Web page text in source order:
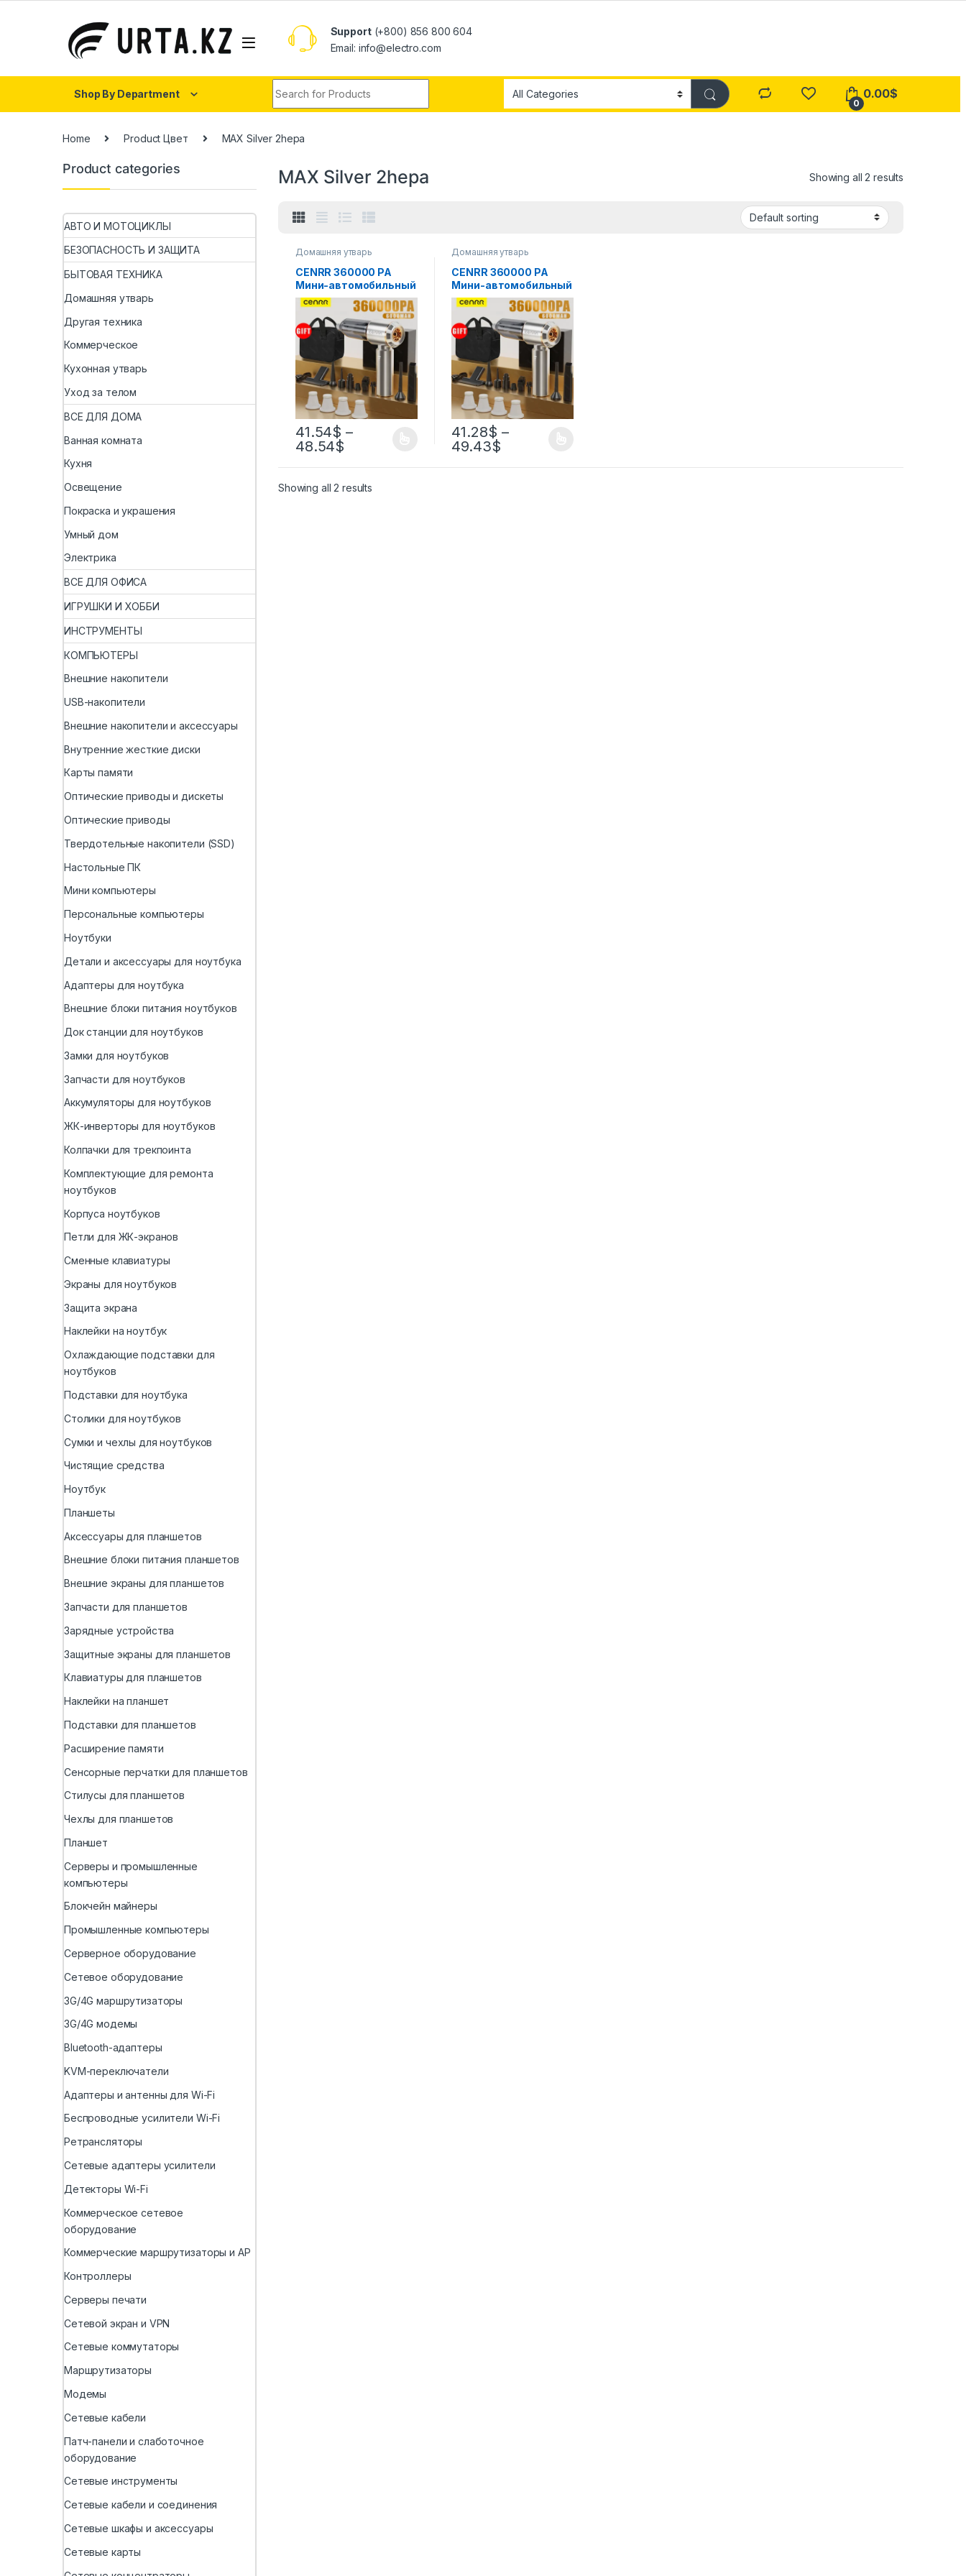
Support(+800) 856 800 604
Email: info@electro.com
Shop By Department
0
0.00$
Home Product Цвет MAX Silver 2hepa
MAX Silver 2hepa Showing all 2 results
Домашняя утварь
CENRR 360000 PA
Мини-автомобильный
пылесос
Беспроводной
мощный
беспроводной
автомобильный
пылесос Ручной
портативный пылесос
Чистящая машина
41.54$ –
48.54$
Домашняя утварь
CENRR 360000 PA
Мини-автомобильный
пылесос
Беспроводной
мощный
беспроводной
автомобильный
пылесос Ручной
портативный пылесос
Чистящая машина
41.28$ –
49.43$
Showing all 2 results
Product categories
АВТО И МОТОЦИКЛЫ
БЕЗОПАСНОСТЬ И ЗАЩИТА
БЫТОВАЯ ТЕХНИКА
Домашняя утварь
Другая техника
Коммерческое
Кухонная утварь
Уход за телом
ВСЕ ДЛЯ ДОМА
Ванная комната
Кухня
Освещение
Покраска и украшения
Умный дом
Электрика
ВСЕ ДЛЯ ОФИСА
ИГРУШКИ И ХОББИ
ИНСТРУМЕНТЫ
КОМПЬЮТЕРЫ
Внешние накопители
USB-накопители
Внешние накопители и аксессуары
Внутренние жесткие диски
Карты памяти
Оптические приводы и дискеты
Оптические приводы
Твердотельные накопители (SSD)
Настольные ПК
Мини компьютеры
Персональные компьютеры
Ноутбуки
Детали и аксессуары для ноутбука
Адаптеры для ноутбука
Внешние блоки питания ноутбуков
Док станции для ноутбуков
Замки для ноутбуков
Запчасти для ноутбуков
Аккумуляторы для ноутбуков
ЖК-инверторы для ноутбуков
Колпачки для трекпоинта
Комплектующие для ремонта
ноутбуков
Корпуса ноутбуков
Петли для ЖК-экранов
Сменные клавиатуры
Экраны для ноутбуков
Защита экрана
Наклейки на ноутбук
Охлаждающие подставки для
ноутбуков
Подставки для ноутбука
Столики для ноутбуков
Сумки и чехлы для ноутбуков
Чистящие средства
Ноутбук
Планшеты
Аксессуары для планшетов
Внешние блоки питания планшетов
Внешние экраны для планшетов
Запчасти для планшетов
Зарядные устройства
Защитные экраны для планшетов
Клавиатуры для планшетов
Наклейки на планшет
Подставки для планшетов
Расширение памяти
Сенсорные перчатки для планшетов
Стилусы для планшетов
Чехлы для планшетов
Планшет
Серверы и промышленные
компьютеры
Блокчейн майнеры
Промышленные компьютеры
Серверное оборудование
Сетевое оборудование
3G/4G маршрутизаторы
3G/4G модемы
Bluetooth-адаптеры
KVM-переключатели
Адаптеры и антенны для Wi-Fi
Беспроводные усилители Wi-Fi
Ретрансляторы
Сетевые адаптеры усилители
Детекторы Wi-Fi
Коммерческое сетевое
оборудование
Коммерческие маршрутизаторы и AP
Контроллеры
Серверы печати
Сетевой экран и VPN
Сетевые коммутаторы
Маршрутизаторы
Модемы
Сетевые кабели
Патч-панели и слаботочное
оборудование
Сетевые инструменты
Сетевые кабели и соединения
Сетевые шкафы и аксессуары
Сетевые карты